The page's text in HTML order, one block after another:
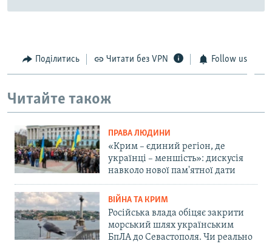
Поділитись Читати без VPN Follow us
Читайте також
ПРАВА ЛЮДИНИ
«Крим – єдиний регіон, де
українці – меншість»: дискусія
навколо нової пам'ятної дати
ВІЙНА ТА КРИМ
Російська влада обіцяє закрити
морський шлях українським
БпЛА до Севастополя. Чи реально